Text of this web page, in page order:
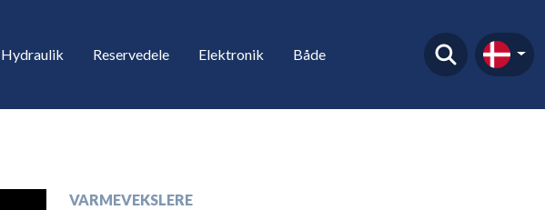
Hydraulik Reservedele Elektronik Både
VARMEVEKSLERE